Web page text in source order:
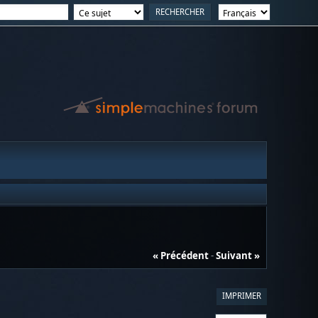
« Précédent-Suivant »
IMPRIMER